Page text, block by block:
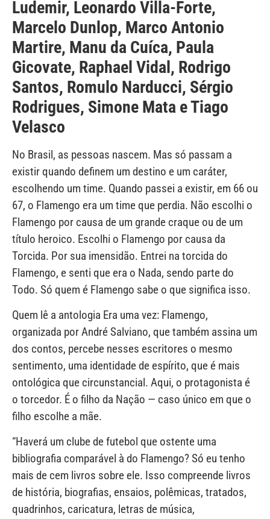
Ludemir, Leonardo Villa-Forte,
Marcelo Dunlop, Marco Antonio
Martire, Manu da Cuíca, Paula
Gicovate, Raphael Vidal, Rodrigo
Santos, Romulo Narducci, Sérgio
Rodrigues, Simone Mata e Tiago
Velasco
No Brasil, as pessoas nascem. Mas só passam a
existir quando definem um destino e um caráter,
escolhendo um time. Quando passei a existir, em 66 ou
67, o Flamengo era um time que perdia. Não escolhi o
Flamengo por causa de um grande craque ou de um
título heroico. Escolhi o Flamengo por causa da
Torcida. Por sua imensidão. Entrei na torcida do
Flamengo, e senti que era o Nada, sendo parte do
Todo. Só quem é Flamengo sabe o que significa isso.
Quem lê a antologia Era uma vez: Flamengo,
organizada por André Salviano, que também assina um
dos contos, percebe nesses escritores o mesmo
sentimento, uma identidade de espírito, que é mais
ontológica que circunstancial. Aqui, o protagonista é
o torcedor. É o filho da Nação — caso único em que o
filho escolhe a mãe.
“Haverá um clube de futebol que ostente uma
bibliografia comparável à do Flamengo? Só eu tenho
mais de cem livros sobre ele. Isso compreende livros
de história, biografias, ensaios, polêmicas, tratados,
quadrinhos, caricatura, letras de música,